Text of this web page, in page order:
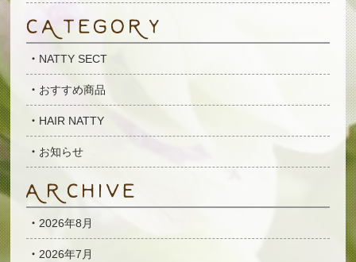
NATTY SECT
おすすめ商品
HAIR NATTY
お知らせ
2026年8月
2026年7月